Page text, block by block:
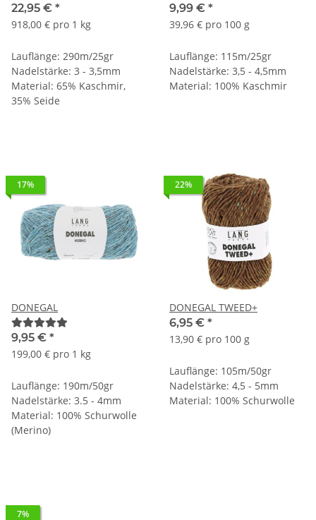
22,95 € *
918,00 € pro 1 kg
Lauflänge: 290m/25gr
Nadelstärke: 3 - 3,5mm
Material: 65% Kaschmir,
35% Seide
9,99 € *
39,96 € pro 100 g
Lauflänge: 115m/25gr
Nadelstärke: 3,5 - 4,5mm
Material: 100% Kaschmir
17%
DONEGAL
9,95 € *
199,00 € pro 1 kg
Lauflänge: 190m/50gr
Nadelstärke: 3.5 - 4mm
Material: 100% Schurwolle
(Merino)
22%
DONEGAL TWEED+
6,95 € *
13,90 € pro 100 g
Lauflänge: 105m/50gr
Nadelstärke: 4,5 - 5mm
Material: 100% Schurwolle
7%